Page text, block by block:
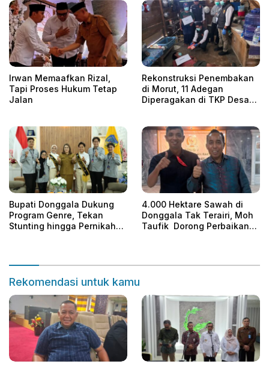
Irwan Memaafkan Rizal,
Tapi Proses Hukum Tetap
Jalan
Rekonstruksi Penembakan
di Morut, 11 Adegan
Diperagakan di TKP Desa
Bupati Donggala Dukung
Program Genre, Tekan
Stunting hingga Pernikahan
4.000 Hektare Sawah di
Donggala Tak Terairi, Moh
Taufik Dorong Perbaikan
Rekomendasi untuk kamu